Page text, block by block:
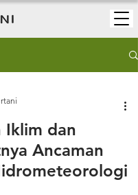
Iklim dan
Ancaman